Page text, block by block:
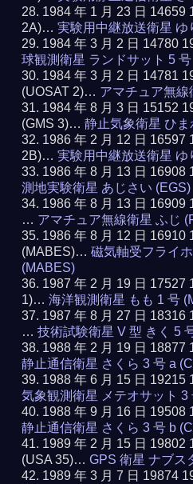
1984 年 1 月 23 日 14659
2A)…実験用中継放送衛星 ゆ
1984 年 3 月 2 日 14780
球観測衛星 ランドサット 5 号
1984 年 3 月 2 日 14781
(UOSAT 2)… アマチュア無線
1984 年 8 月 3 日 15152
(GMS 3)…静止気象衛星 ひ
1986 年 2 月 12 日 16597
2B)…実験用中継放送衛星 ゆ
1986 年 8 月 13 日
測地実験衛星 あじさい (EGS)
1986 年 8 月 13 日 16909
… アマチュア無線衛星 ふじ
1986 年 8 月 12 日 16910
(MABES)…磁気軸受フライ
(MABES)
1987 年 2 月 19 日 17527
1)…海洋観測衛星 もも 1 号
1987 年 8 月 27 日 18316
…技術試験衛星 V 型 きく 5
1988 年 2 月 19 日
静止通信衛星 さくら 3 号 a
1988 年 6 月 15 日
気象観測衛星 メテオサット 3
1988 年 9 月 16 日
静止通信衛星 さくら 3 号 b
1989 年 2 月 15 日 19802
(USA 35)…GPS 衛星 ナブス
1989 年 3 月 7 日 19874